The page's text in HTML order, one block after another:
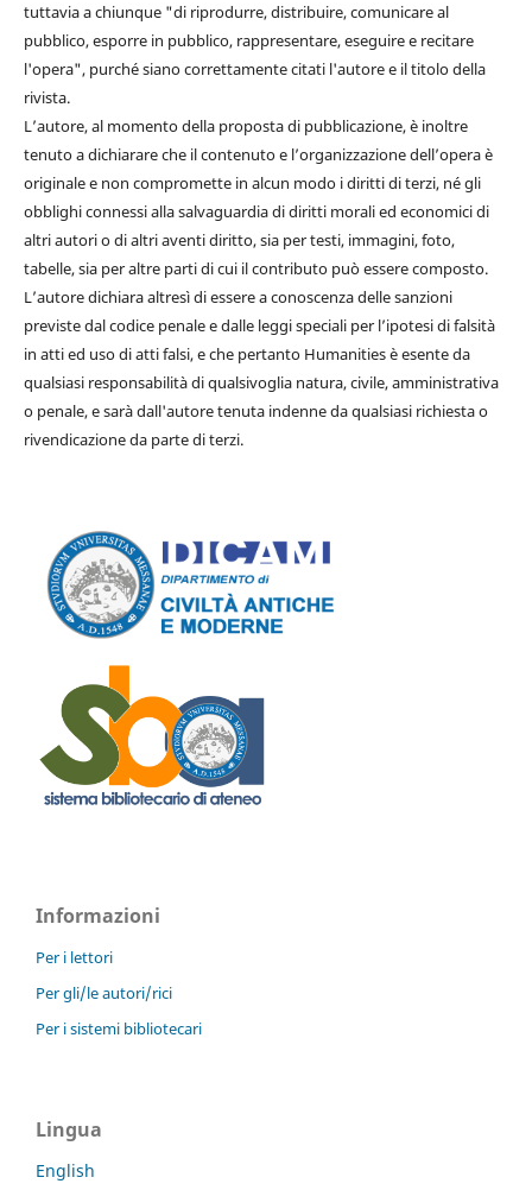
tuttavia a chiunque "di riprodurre, distribuire, comunicare al
pubblico, esporre in pubblico, rappresentare, eseguire e recitare
l'opera", purché siano correttamente citati l'autore e il titolo della
rivista.
L’autore, al momento della proposta di pubblicazione, è inoltre
tenuto a dichiarare che il contenuto e l’organizzazione dell’opera è
originale e non compromette in alcun modo i diritti di terzi, né gli
obblighi connessi alla salvaguardia di diritti morali ed economici di
altri autori o di altri aventi diritto, sia per testi, immagini, foto,
tabelle, sia per altre parti di cui il contributo può essere composto.
L’autore dichiara altresì di essere a conoscenza delle sanzioni
previste dal codice penale e dalle leggi speciali per l’ipotesi di falsità
in atti ed uso di atti falsi, e che pertanto Humanities è esente da
qualsiasi responsabilità di qualsivoglia natura, civile, amministrativa
o penale, e sarà dall'autore tenuta indenne da qualsiasi richiesta o
rivendicazione da parte di terzi.
Informazioni
Per i lettori
Per gli/le autori/rici
Per i sistemi bibliotecari
Lingua
English